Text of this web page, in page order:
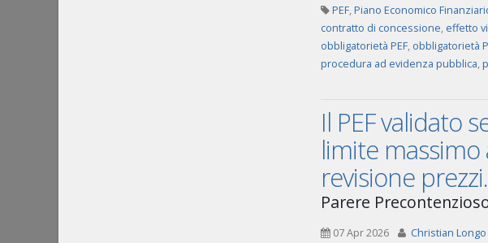
PEF,Piano Economico
contratto di concessione, effetto
obbligatorietà PEF, obbligatorietà
procedura ad evidenza pubblica,
Il PEF validato
limite
revisione prezzi.
Parere
07 Apr 2026
Christian Longo